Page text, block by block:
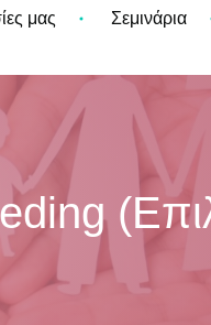
μας Σεμινάρια